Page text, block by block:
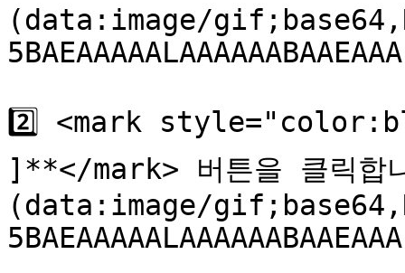
(data:image/
2️⃣ <mark
]**</mark> 버튼을 클릭
(data:image/